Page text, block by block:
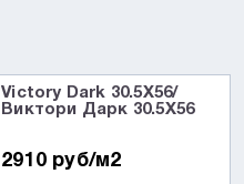
Victory Dark 30.5X56/
Виктори Дарк 30.5X56
2910 руб/м2